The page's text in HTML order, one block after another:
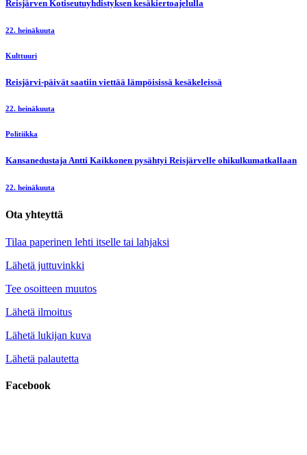
Reisjärven Kotiseutuyhdistyksen kesäkiertoajelulla
22. heinäkuuta
Kulttuuri
Reisjärvi-päivät saatiin viettää lämpöisissä kesäkeleissä
22. heinäkuuta
Politiikka
Kansanedustaja Antti Kaikkonen pysähtyi Reisjärvelle ohikulkumatkallaan
22. heinäkuuta
Ota yhteyttä
Tilaa paperinen lehti itselle tai lahjaksi
Lähetä juttuvinkki
Tee osoitteen muutos
Lähetä ilmoitus
Lähetä lukijan kuva
Lähetä palautetta
Facebook